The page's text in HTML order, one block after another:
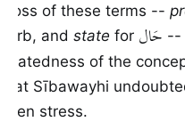
gloss of these terms --
verb, and state for حَال --
relatedness of the
that Sībawayhi
even stress.